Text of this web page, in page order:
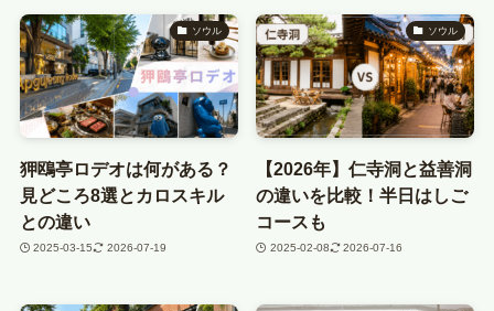
ソウル
狎鴎亭ロデオは何がある？
見どころ8選とカロスキル
との違い
2025-03-15 2026-07-19
ソウル
【2026年】仁寺洞と益善洞
の違いを比較！半日はしご
コースも
2025-02-08 2026-07-16